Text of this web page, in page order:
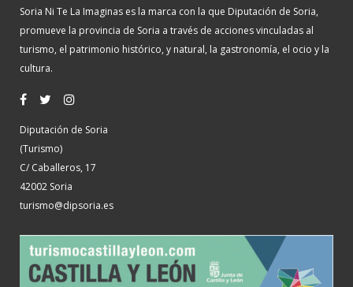
Soria Ni Te La Imaginas es la marca con la que Diputación de Soria,
promueve la provincia de Soria a través de acciones vinculadas al
turismo, el patrimonio histórico, y natural, la gastronomía, el ocio y la
cultura.
Diputación de Soria
(Turismo)
C/ Caballeros, 17
42002 Soria
turismo@dipsoria.es